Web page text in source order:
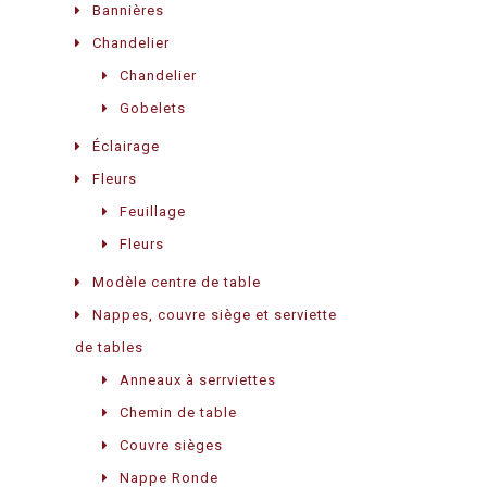
Bannières
Chandelier
Chandelier
Gobelets
Éclairage
Fleurs
Feuillage
Fleurs
Modèle centre de table
Nappes, couvre siège et serviette
de tables
Anneaux à serrviettes
Chemin de table
Couvre sièges
Nappe Ronde